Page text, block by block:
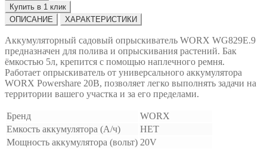
Купить в 1 клик
ОПИСАНИЕ
ХАРАКТЕРИСТИКИ
Аккумуляторный садовый опрыскиватель WORX WG829E.9
предназначен для полива и опрыскивания растений. Бак
ёмкостью 5л, крепится с помощью наплечного ремня.
Работает опрыскиватель от универсального аккумулятора
WORX Powershare 20В, позволяет легко выполнять задачи на
территории вашего участка и за его пределами.
Бренд
WORX
Емкость аккумулятора (А/ч)
НЕТ
Мощность аккумулятора (вольт) 20V